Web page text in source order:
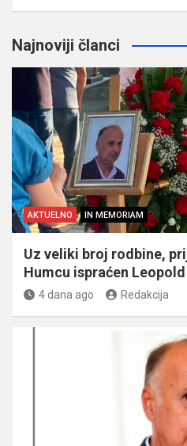
Najnoviji članci
AKTUELNO IN MEMORIAM
Uz veliki broj rodbine,
Humcu ispraćen Leopold
4 dana ago Redakcija